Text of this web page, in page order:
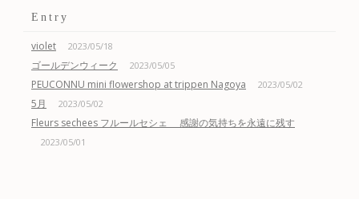
Entry
violet 2023/05/18
ゴールデンウィーク 2023/05/05
PEUCONNU mini flowershop at trippen Nagoya 2023/05/02
5月 2023/05/02
Fleurs sechees フルールセシェ 感謝の気持ちを永遠に残す
2023/05/01